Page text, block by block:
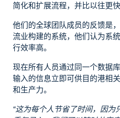
简化和扩展流程，并比以往更
他们的全球团队成员的反馈是
流业构建的系统，他们认为系
行效率高。
现在所有人员通过同一个数据
输入的信息立即可供目的港相
和生产力。
“这为每个人节省了时间，因